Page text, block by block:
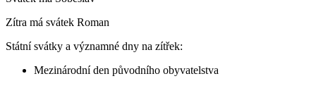
Zítra má svátek Roman
Státní svátky a významné dny na zítřek:
Mezinárodní den původního obyvatelstva